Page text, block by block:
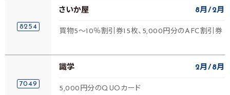
8254
さいか屋 8月 2月
買物5～10％割引券15枚、5,000円分のAFC割引券
7049
識学 2月 8月
5,000円分のQUOカード